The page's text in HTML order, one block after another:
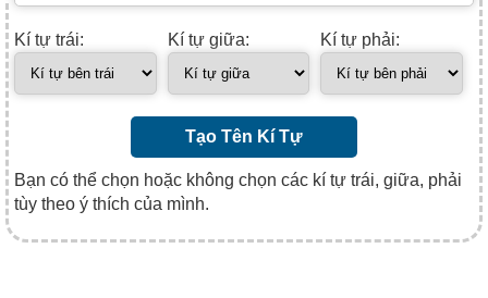
Kí tự trái: Kí tự giữa: Kí tự phải:
Tạo Tên Kí Tự
Bạn có thể chọn hoặc không chọn các kí tự trái, giữa, phải
tùy theo ý thích của mình.